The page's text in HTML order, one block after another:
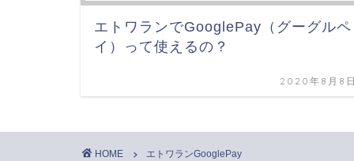
エトワランでGooglePay（グーグルペ
イ）って使えるの？
2020年8月8
HOME エトワランGooglePay